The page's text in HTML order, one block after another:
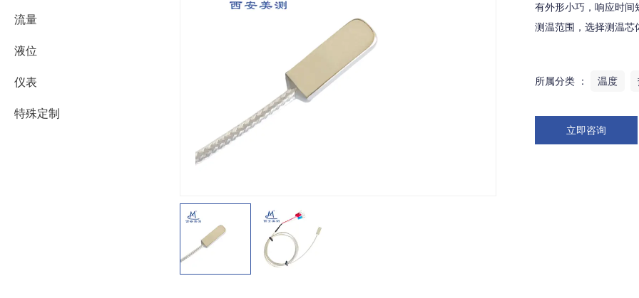
流量
液位
仪表
特殊定制
有外形小巧，响应时间
测温范围，选择测温芯
所属分类 ： 温度
立即咨询